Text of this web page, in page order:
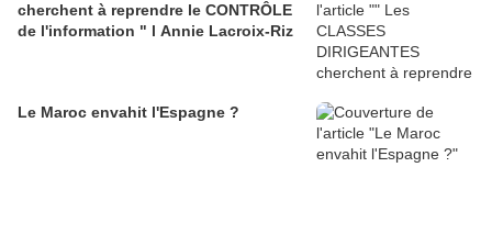
cherchent à reprendre le CONTRÔLE
de l'information " l Annie Lacroix-Riz
Le Maroc envahit l'Espagne ?